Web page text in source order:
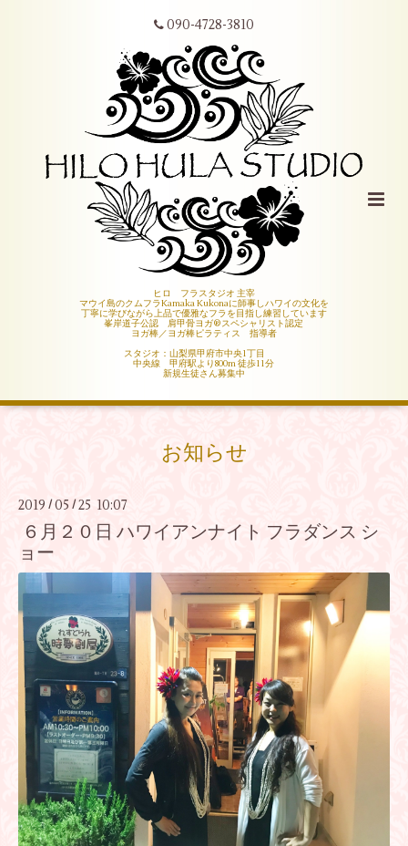
090-4728-3810
ヒロ フラスタジオ 主宰
マウイ島のクムフラKamaka Kukonaに師事しハワイの文化を
丁寧に学びながら上品で優雅なフラを目指し練習しています
峯岸道子公認 肩甲骨ヨガ®︎スペシャリスト認定
ヨガ棒／ヨガ棒ピラティス 指導者
スタジオ：山梨県甲府市中央1丁目
中央線 甲府駅より800m 徒歩11分
新規生徒さん募集中
お知らせ
2019 / 05 /25 10:07
６月２０日 ハワイアンナイト フラダンス シ
ョー